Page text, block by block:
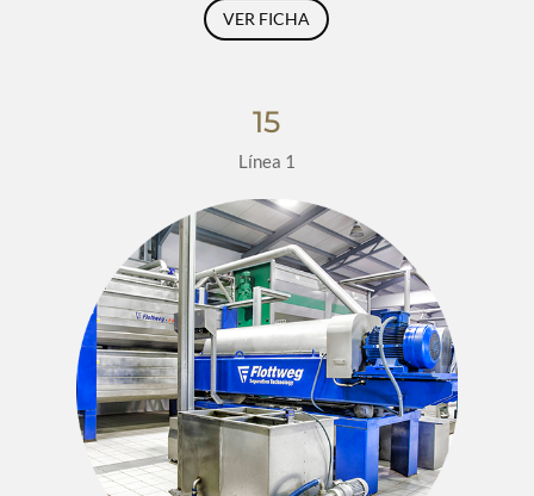
VER FICHA
15
Línea 1